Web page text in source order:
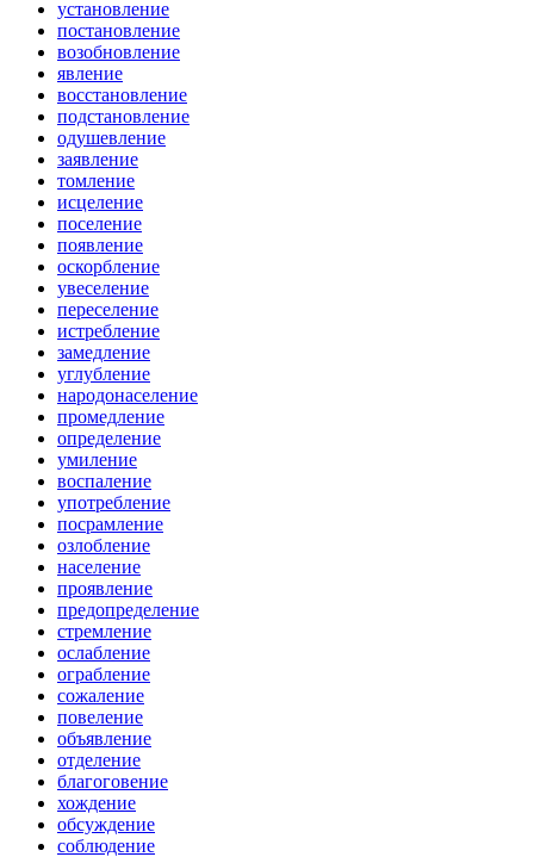
установление
постановление
возобновление
явление
восстановление
подстановление
одушевление
заявление
томление
исцеление
поселение
появление
оскорбление
увеселение
переселение
истребление
замедление
углубление
народонаселение
промедление
определение
умиление
воспаление
употребление
посрамление
озлобление
население
проявление
предопределение
стремление
ослабление
ограбление
сожаление
повеление
объявление
отделение
благоговение
хождение
обсуждение
соблюдение